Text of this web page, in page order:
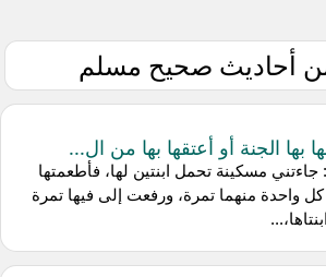
أحاديث صحيح مسلم
بها الجنة أو أعتقها بها من ال...
مسكينة تحمل ابنتين لها، فأطعمتها
واحدة منهما تمرة، ورفعت إلى فيها تمرة